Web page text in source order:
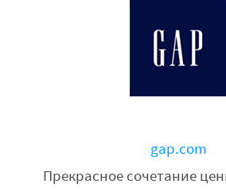
gap.com
Прекрасное сочетание